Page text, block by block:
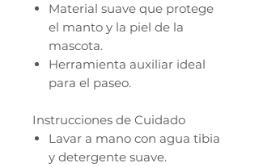
Material suave que protege
el manto y la piel de la
mascota.
Herramienta auxiliar ideal
para el paseo.
Instrucciones de Cuidado
Lavar a mano con agua tibia
y detergente suave.